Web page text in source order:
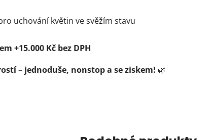
uchování květin ve svěžím stavu
+15.000 Kč bez DPH
– jednoduše, nonstop a se ziskem! 🌿